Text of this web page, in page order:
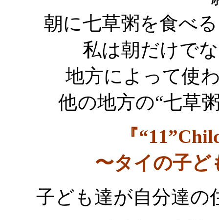
朝に七草粥を食べ
私は朝だけで
地方によって使
他の地方の“七草
『
〜タイの子ど
子ども達が自分達の